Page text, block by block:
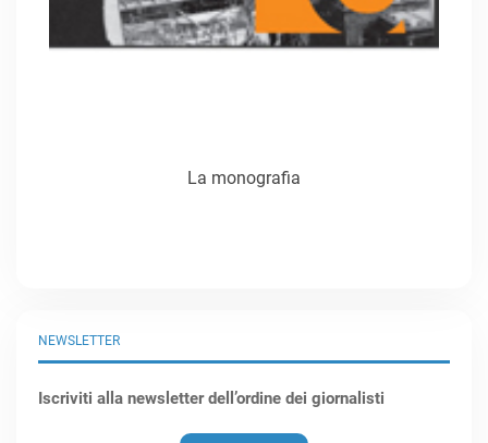
NEWSLETTER
Iscriviti alla newsletter dell’ordine dei giornalisti
La monografia